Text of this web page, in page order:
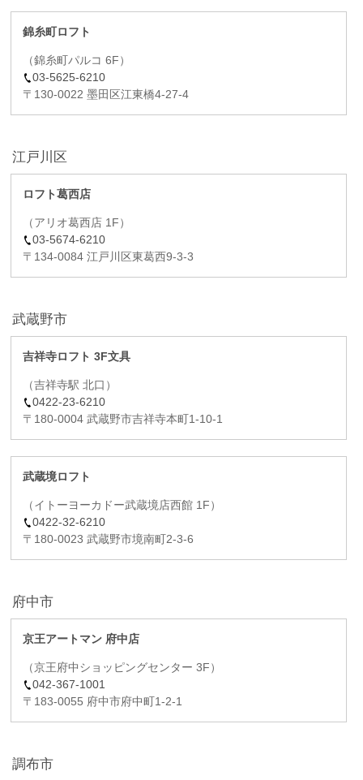
錦糸町ロフト
（錦糸町パルコ 6F）
03-5625-6210
〒130-0022 墨田区江東橋4-27-4
江戸川区
ロフト葛西店
（アリオ葛西店 1F）
03-5674-6210
〒134-0084 江戸川区東葛西9-3-3
武蔵野市
吉祥寺ロフト 3F文具
（吉祥寺駅 北口）
0422-23-6210
〒180-0004 武蔵野市吉祥寺本町1-10-1
武蔵境ロフト
（イトーヨーカドー武蔵境店西館 1F）
0422-32-6210
〒180-0023 武蔵野市境南町2-3-6
府中市
京王アートマン 府中店
（京王府中ショッピングセンター 3F）
042-367-1001
〒183-0055 府中市府中町1-2-1
調布市